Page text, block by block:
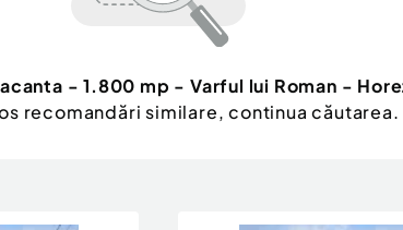
- 1.800 mp - Varful lui Roman -
recomandări similare, continua căutarea.